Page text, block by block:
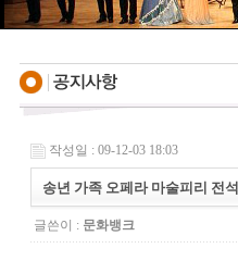
작성일 : 09-12-03 18:03
송년 가족 오페라 마술피리 전
글쓴이 : 문화뱅크